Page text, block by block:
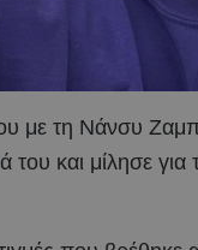
με τη Νάνσυ
του και μίλησε